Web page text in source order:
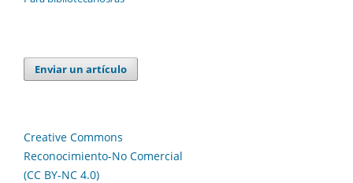
Enviar un artículo
Creative Commons
Reconocimiento-No Comercial
(CC BY-NC 4.0)